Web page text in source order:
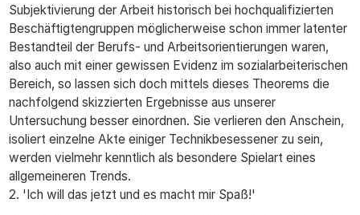
Subjektivierung der Arbeit historisch bei hochqualifizierten
Beschäftigtengruppen möglicherweise schon immer latenter
Bestandteil der Berufs- und Arbeitsorientierungen waren,
also auch mit einer gewissen Evidenz im sozialarbeiterischen
Bereich, so lassen sich doch mittels dieses Theorems die
nachfolgend skizzierten Ergebnisse aus unserer
Untersuchung besser einordnen. Sie verlieren den Anschein,
isoliert einzelne Akte einiger Technikbesessener zu sein,
werden vielmehr kenntlich als besondere Spielart eines
allgemeineren Trends.
2. 'Ich will das jetzt und es macht mir Spaß!'